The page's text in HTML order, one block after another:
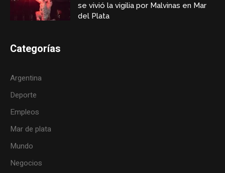
se vivió la vigilia por Malvinas en Mar
del Plata
Categorías
Argentina
Deporte
Empleos
Mar de plata
Mundo
Negocios